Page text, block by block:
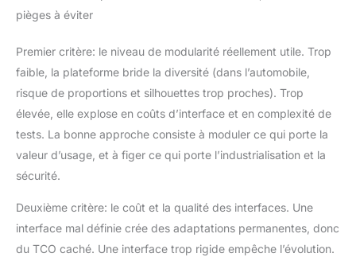
pièges à éviter
Premier critère: le niveau de modularité réellement utile. Trop
faible, la plateforme bride la diversité (dans l’automobile,
risque de proportions et silhouettes trop proches). Trop
élevée, elle explose en coûts d’interface et en complexité de
tests. La bonne approche consiste à moduler ce qui porte la
valeur d’usage, et à figer ce qui porte l’industrialisation et la
sécurité.
Deuxième critère: le coût et la qualité des interfaces. Une
interface mal définie crée des adaptations permanentes, donc
du TCO caché. Une interface trop rigide empêche l’évolution.